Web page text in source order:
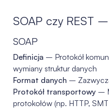
SOAP czy REST
SOAP
Definicja – Protokół
wymiany struktur danych
Format danych –
Protokół transportowy–
protokołów (np. HTTP,